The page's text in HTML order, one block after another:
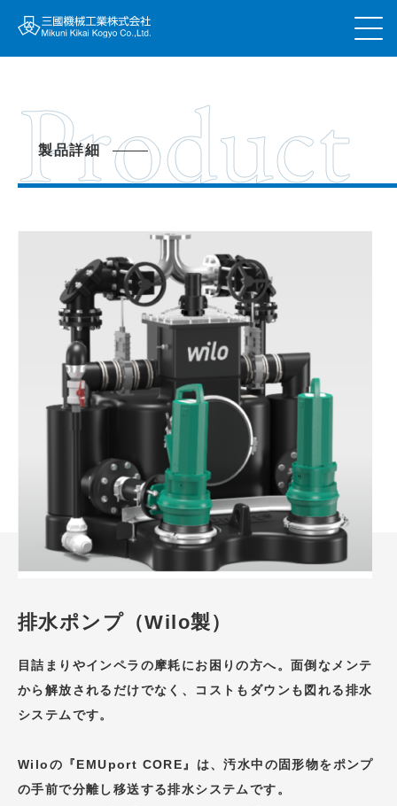
Product
製品詳細
排水ポンプ（Wilo製）
目詰まりやインペラの摩耗にお困りの方へ。面倒なメンテ
から解放されるだけでなく、コストもダウンも図れる排水
システムです。
Wiloの『EMUport CORE』は、汚水中の固形物をポンプ
の手前で分離し移送する排水システムです。